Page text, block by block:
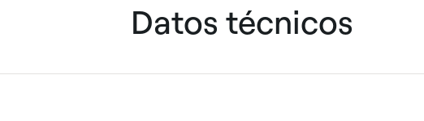
Datos técnicos